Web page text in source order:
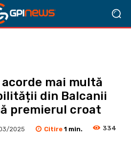
mai multă
din Balcanii
premierul croat
2025 Citire 1 min. 334